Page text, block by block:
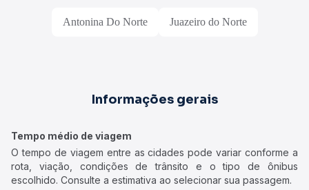
Antonina Do Norte Juazeiro do Norte
Informações gerais
Tempo médio de viagem
O tempo de viagem entre as cidades pode variar conforme a
rota, viação, condições de trânsito e o tipo de ônibus
escolhido. Consulte a estimativa ao selecionar sua passagem.